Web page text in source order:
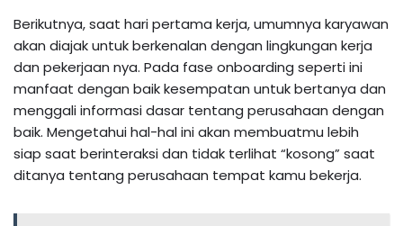
Berikutnya, saat hari pertama kerja, umumnya karyawan
akan diajak untuk berkenalan dengan lingkungan kerja
dan pekerjaan nya. Pada fase onboarding seperti ini
manfaat dengan baik kesempatan untuk bertanya dan
menggali informasi dasar tentang perusahaan dengan
baik. Mengetahui hal-hal ini akan membuatmu lebih
siap saat berinteraksi dan tidak terlihat “kosong” saat
ditanya tentang perusahaan tempat kamu bekerja.